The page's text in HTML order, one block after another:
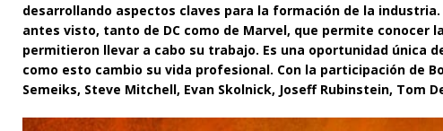
desarrollando aspectos claves para la formación de la
antes visto, tanto de DC como de Marvel, que permite
permitieron llevar a cabo su trabajo. Es una oportunidad única
como esto cambio su vida profesional. Con la participación de
Semeiks, Steve Mitchell, Evan Skolnick, Joseff Rubinstein, Tom